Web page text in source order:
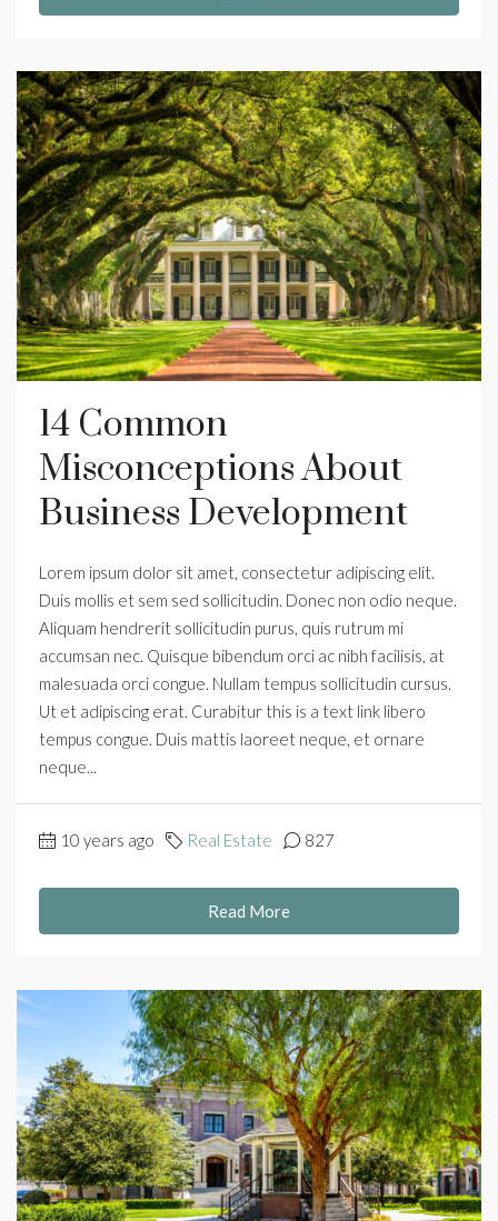
14 Common
Misconceptions About
Business Development
Lorem ipsum dolor sit amet, consectetur adipiscing elit.
Duis mollis et sem sed sollicitudin. Donec non odio neque.
Aliquam hendrerit sollicitudin purus, quis rutrum mi
accumsan nec. Quisque bibendum orci ac nibh facilisis, at
malesuada orci congue. Nullam tempus sollicitudin cursus.
Ut et adipiscing erat. Curabitur this is a text link libero
tempus congue. Duis mattis laoreet neque, et ornare
neque...
10 years ago Real Estate 827
Read More